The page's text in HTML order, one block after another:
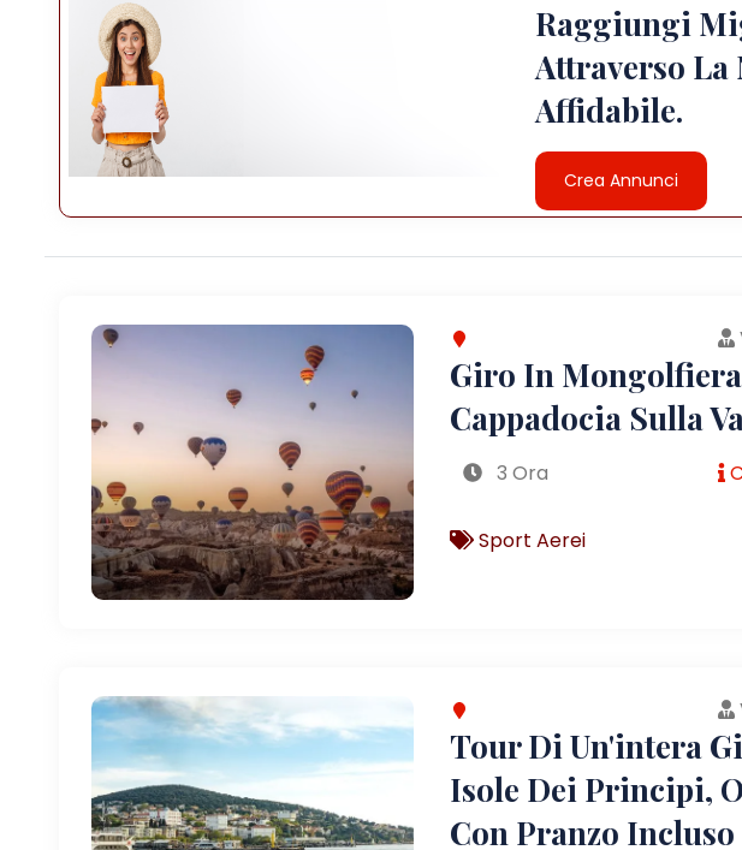
Raggiungi
Attraverso
Affidabile.
Crea Annunci
Giro In
Cappadocia Sulla
3 Ora
Sport Aerei
Tour Di Un'intera
Isole Dei Principi,
Con Pranzo Incluso